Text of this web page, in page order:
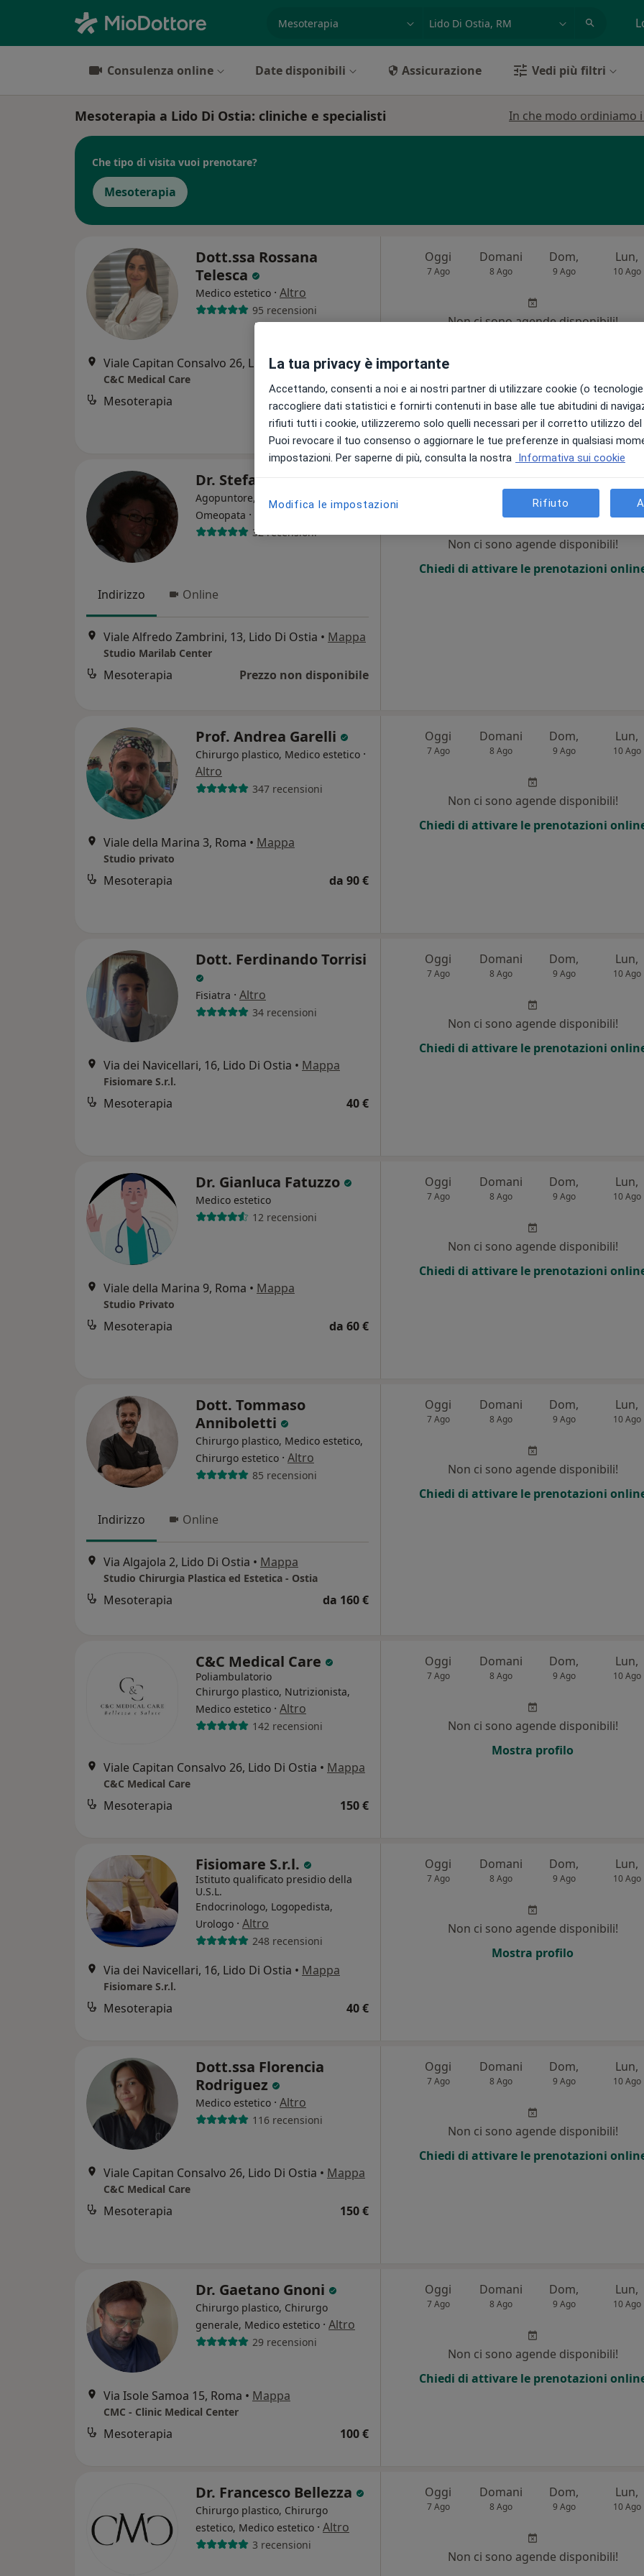
Consulenza online Date disponibili Assicurazione Vedi più filtri
Mesoterapia a Lido Di Ostia: cliniche e specialisti In che modo ordiniamo
Che tipo di visita vuoi prenotare?
Mesoterapia
Dott.ssa Rossana
Telesca
Medico estetico · Altro
95 recensioni
Viale Capitan Consalvo 26, Lido Di Ostia• Mappa
C&C Medical Care
Mesoterapia 700 €
Oggi
7 Ago
Domani
8 Ago
Dom,
9 Ago
Lun,
10 Ago
Non ci sono agende disponibili!
Dr. Stefania Cuozzo
Agopuntore, Reumatologo,
Omeopata ·
32 recensioni
Indirizzo Online
Viale Alfredo Zambrini, 13, Lido Di Ostia • Mappa
Studio Marilab Center
Mesoterapia Prezzo non disponibile
8 Ago
Non ci sono agende disponibili!
Chiedi di attivare le prenotazioni
Prof. Andrea Garelli
Chirurgo plastico, Medico estetico ·
Altro
347 recensioni
Viale della Marina 3, Roma • Mappa
Studio privato
Mesoterapia da 90 €
Oggi
7 Ago
Domani
8 Ago
Dom,
9 Ago
Lun,
10 Ago
Non ci sono agende disponibili!
Chiedi di attivare le prenotazioni
Dott. Ferdinando Torrisi
Fisiatra · Altro
34 recensioni
Via dei Navicellari, 16, Lido Di Ostia • Mappa
Fisiomare S.r.l.
Mesoterapia 40 €
Oggi
7 Ago
Domani
8 Ago
Dom,
9 Ago
Lun,
10 Ago
Non ci sono agende disponibili!
Chiedi di attivare le prenotazioni
Dr. Gianluca Fatuzzo
Medico estetico
12 recensioni
Viale della Marina 9, Roma • Mappa
Studio Privato
Mesoterapia da 60 €
Oggi
7 Ago
Domani
8 Ago
Dom,
9 Ago
Lun,
10 Ago
Non ci sono agende disponibili!
Chiedi di attivare le prenotazioni
Dott. Tommaso
Anniboletti
Chirurgo plastico, Medico estetico,
Chirurgo estetico · Altro
85 recensioni
Indirizzo Online
Via Algajola 2, Lido Di Ostia • Mappa
Studio Chirurgia Plastica ed Estetica - Ostia
Mesoterapia da 160 €
Oggi
7 Ago
Domani
8 Ago
Dom,
9 Ago
Lun,
10 Ago
Non ci sono agende disponibili!
Chiedi di attivare le prenotazioni
C&C Medical Care
Poliambulatorio
Chirurgo plastico, Nutrizionista,
Medico estetico · Altro
142 recensioni
Viale Capitan Consalvo 26, Lido Di Ostia • Mappa
C&C Medical Care
Mesoterapia 150 €
Oggi
7 Ago
Domani
8 Ago
Dom,
9 Ago
Lun,
10 Ago
Non ci sono agende disponibili!
Mostra profilo
Fisiomare S.r.l.
Istituto qualificato presidio della
U.S.L.
Endocrinologo, Logopedista,
Urologo · Altro
248 recensioni
Via dei Navicellari, 16, Lido Di Ostia • Mappa
Fisiomare S.r.l.
Mesoterapia 40 €
Oggi
7 Ago
Domani
8 Ago
Dom,
9 Ago
Lun,
10 Ago
Non ci sono agende disponibili!
Mostra profilo
Dott.ssa Florencia
Rodriguez
Medico estetico · Altro
116 recensioni
Viale Capitan Consalvo 26, Lido Di Ostia • Mappa
C&C Medical Care
Mesoterapia 150 €
Oggi
7 Ago
Domani
8 Ago
Dom,
9 Ago
Lun,
10 Ago
Non ci sono agende disponibili!
Chiedi di attivare le prenotazioni
Dr. Gaetano Gnoni
Chirurgo plastico, Chirurgo
generale, Medico estetico · Altro
29 recensioni
Via Isole Samoa 15, Roma • Mappa
CMC - Clinic Medical Center
Mesoterapia 100 €
Oggi
7 Ago
Domani
8 Ago
Dom,
9 Ago
Lun,
10 Ago
Non ci sono agende disponibili!
Chiedi di attivare le prenotazioni
Dr. Francesco Bellezza
Chirurgo plastico, Chirurgo
estetico, Medico estetico · Altro
3 recensioni
Oggi
7 Ago
Domani
8 Ago
Dom,
9 Ago
Lun,
10 Ago
Non ci sono agende disponibili!
La tua privacy è importante
Accettando, consenti a noi e ai nostri partner di utilizzare cookie (o
raccogliere dati statistici e fornirti contenuti in base alle tue abitudini di
rifiuti tutti i cookie, utilizzeremo solo quelli necessari per il corretto utilizzo
Puoi revocare il tuo consenso o aggiornare le tue preferenze in qualsiasi
impostazioni. Per saperne di più, consulta la nostra Informativa sui cookie
Modifica le impostazioni Rifiuto